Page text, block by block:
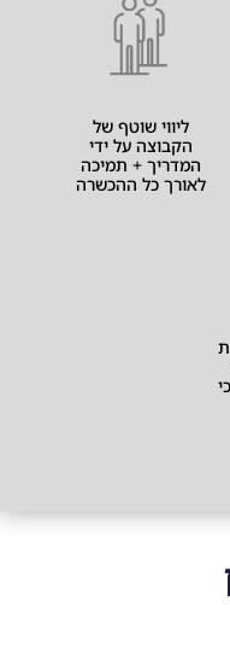
ליווי שוטף של
הקבוצה על ידי
המדריך + תמיכה
לאורך כל ההכשרה